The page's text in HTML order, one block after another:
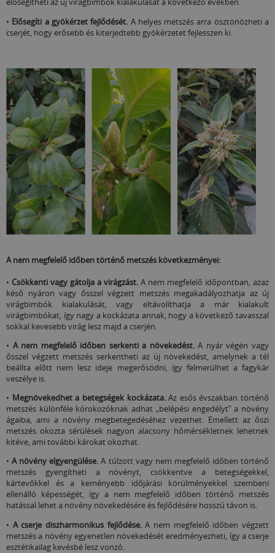
• Elősegíti a gyökérzet fejlődését. A helyes metszés arra ösztönözheti a
cserjét, hogy erősebb és kiterjedtebb gyökérzetet fejlesszen ki.
A nem megfelelő időben történő metszés következményei:
• Csökkenti vagy gátolja a virágzást. A nem megfelelő időpontban, azaz
késő nyáron vagy ősszel végzett metszés megakadályozhatja az új
virágbimbók kialakulását, vagy eltávolíthatja a már kialakult
virágbimbókat, így nagy a kockázata annak, hogy a következő tavasszal
sokkal kevesebb virág lesz majd a cserjén.
• A nem megfelelő időben serkenti a növekedést.A nyár végén vagy
ősszel végzett metszés serkentheti az új növekedést, amelynek a tél
beállta előtt nem lesz ideje megerősödni, így felmerülhet a fagykár
veszélye is.
• Megnövekedhet a betegségek kockázata.Az esős évszakban történő
metszés különféle kórokozóknak adhat „belépési engedélyt” a növény
ágaiba, ami a növény megbetegedéséhez vezethet. Emellett az őszi
metszés okozta sérülések nagyon alacsony hőmérsékletnek lehetnek
kitéve, ami további károkat okozhat.
•A növény elgyengülése. A túlzott vagy nem megfelelő időben történő
metszés gyengítheti a növényt, csökkentve a betegségekkel,
kártevőkkel és a keményebb időjárási körülményekkel szembeni
ellenálló képességét, így a nem megfelelő időben történő metszés
hatással lehet a növény növekedésére és fejlődésére hosszú távon is.
• A cserje diszharmonikus fejlődése.A nem megfelelő időben végzett
metszés a növény egyenetlen növekedését eredményezheti, így a cserje
esztétikailag kevésbé lesz vonzó.